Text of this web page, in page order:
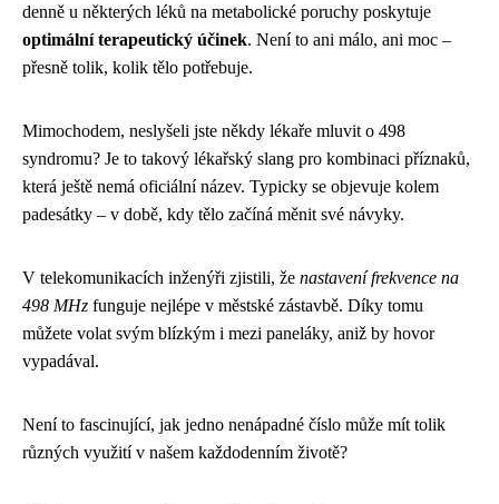
denně u některých léků na metabolické poruchy poskytuje
optimální terapeutický účinek. Není to ani málo, ani moc –
přesně tolik, kolik tělo potřebuje.
Mimochodem, neslyšeli jste někdy lékaře mluvit o 498
syndromu? Je to takový lékařský slang pro kombinaci příznaků,
která ještě nemá oficiální název. Typicky se objevuje kolem
padesátky – v době, kdy tělo začíná měnit své návyky.
V telekomunikacích inženýři zjistili, že nastavení frekvence na
498 MHz funguje nejlépe v městské zástavbě. Díky tomu
můžete volat svým blízkým i mezi paneláky, aniž by hovor
vypadával.
Není to fascinující, jak jedno nenápadné číslo může mít tolik
různých využití v našem každodenním životě?